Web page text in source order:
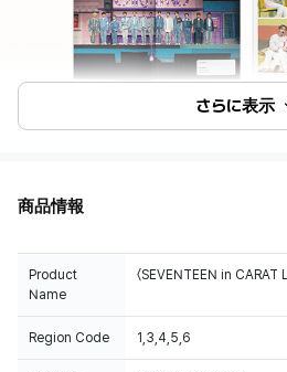
さらに表示
商品情報
Product
Name
〈SEVENTEEN in CARAT
Region Code 1,3,4,5,6